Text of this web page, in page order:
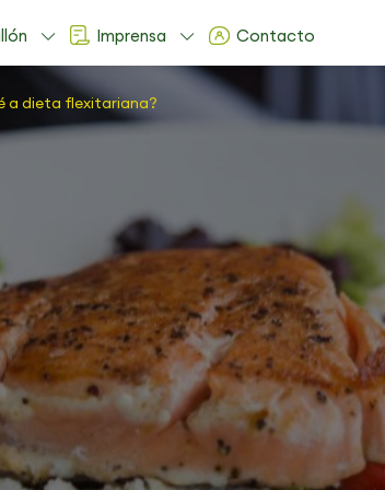
Imprensa Contacto
a dieta flexitariana?